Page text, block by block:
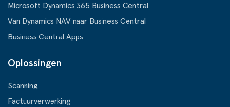
Microsoft Dynamics 365 Business Central
Van Dynamics NAV naar Business Central
Business Central Apps
Oplossingen
Scanning
Factuurverwerking